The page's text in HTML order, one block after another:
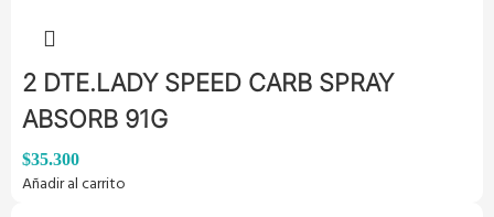
2 DTE.LADY SPEED CARB SPRAY
ABSORB 91G
$35.300
Añadir al carrito